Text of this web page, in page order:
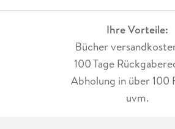
Ihre Vorteile:
Bücher
100 Tage
Abholung in über 100
uvm.